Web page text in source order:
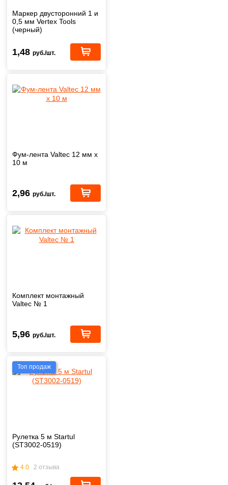
Маркер двусторонний 1 и
0,5 мм Vertex Tools
(черный)
1,48 руб./шт.
Фум-лента Valtec 12 мм х
10 м
2,96 руб./шт.
Комплект монтажный
Valtec № 1
5,96 руб./шт.
Топ продаж
Рулетка 5 м Startul
(ST3002-0519)
4.0 2 отзыва